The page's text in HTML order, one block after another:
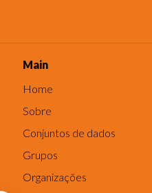
Main
Home
Sobre
Conjuntos de dados
Grupos
Organizações